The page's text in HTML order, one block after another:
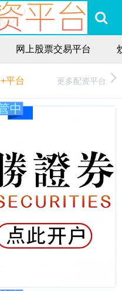
网上股票交易平台
+平台 更多配资平台